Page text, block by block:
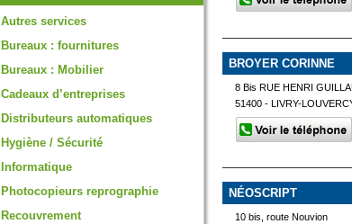
Autres services
Bureaux : fournitures
Bureaux : Mobilier
Cadeaux d’entreprises
Distributeurs automatiques
Hygiène / Sécurité
Informatique
Photocopieurs reprographie
Recouvrement
BROYER CORINNE
8 Bis RUE HENRI
51400 - LIVRY-
NÉOSCRIPT
10 bis, route Nouvion